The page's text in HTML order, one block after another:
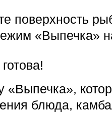
поверхность
«Выпечка»
«Выпечка»,
блюда,